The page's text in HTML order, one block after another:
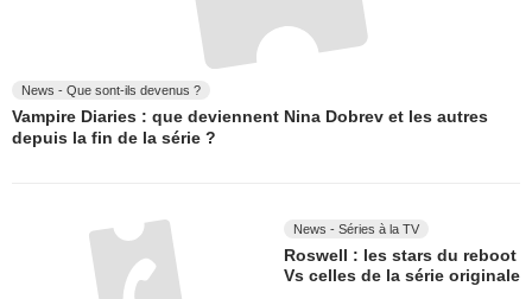
News - Que sont-ils devenus ?
Vampire Diaries : que deviennent Nina Dobrev et les autres
depuis la fin de la série ?
News - Séries à la TV
Roswell : les stars du reboot
Vs celles de la série originale